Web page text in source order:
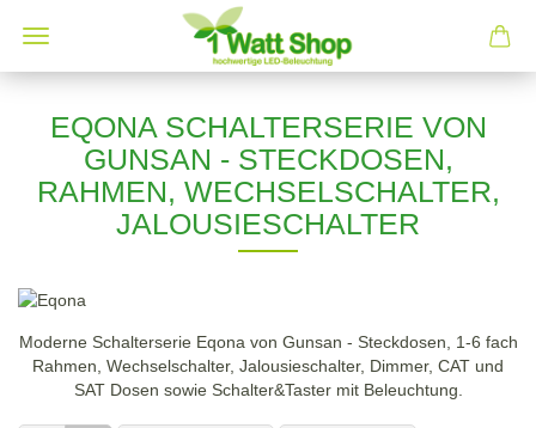
EQONA SCHALTERSERIE VON
GUNSAN - STECKDOSEN,
RAHMEN, WECHSELSCHALTER,
JALOUSIESCHALTER
Moderne Schalterserie Eqona von Gunsan - Steckdosen, 1-6 fach
Rahmen, Wechselschalter, Jalousieschalter, Dimmer, CAT und
SAT Dosen sowie Schalter&Taster mit Beleuchtung.